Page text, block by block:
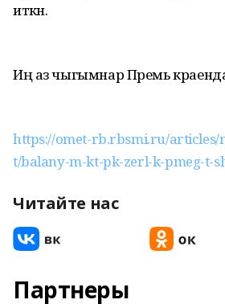
иткән.
Иң аз чыгымнар Премь
https://omet-rb.rbsmi.ru/
t/balany-m-kt-pk-zerl-k-pmeg-t-
Читайте нас
Партнеры